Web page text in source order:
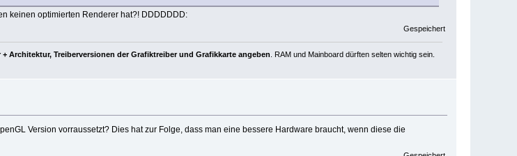
keinen optimierten Renderer hat?! DDDDDDD:
Gespeichert
Architektur, Treiberversionen der Grafiktreiber und Grafikkarte angeben . RAM und Mainboard dürften selten wichtig sein.
Version vorraussetzt? Dies hat zur Folge, dass man eine bessere Hardware braucht, wenn diese die